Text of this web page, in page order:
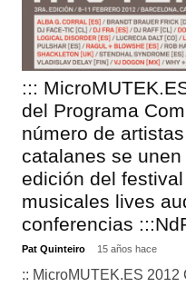
:::
del Programa
número de
catalanes se
edición del
musicales lives
conferencias
Pat Quinteiro 15 años hace
:: MicroMUTEK.ES 2012